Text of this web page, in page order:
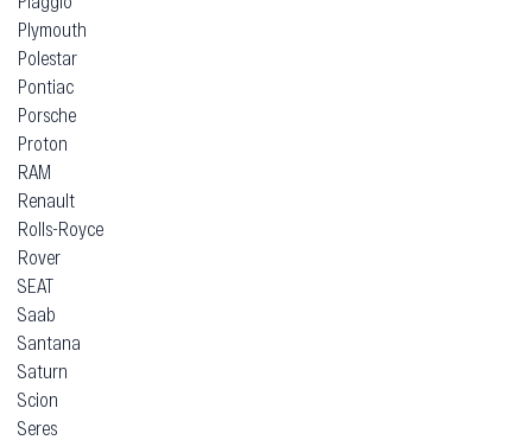
Plymouth
Polestar
Pontiac
Porsche
Proton
RAM
Renault
Rolls-Royce
Rover
SEAT
Saab
Santana
Saturn
Scion
Seres